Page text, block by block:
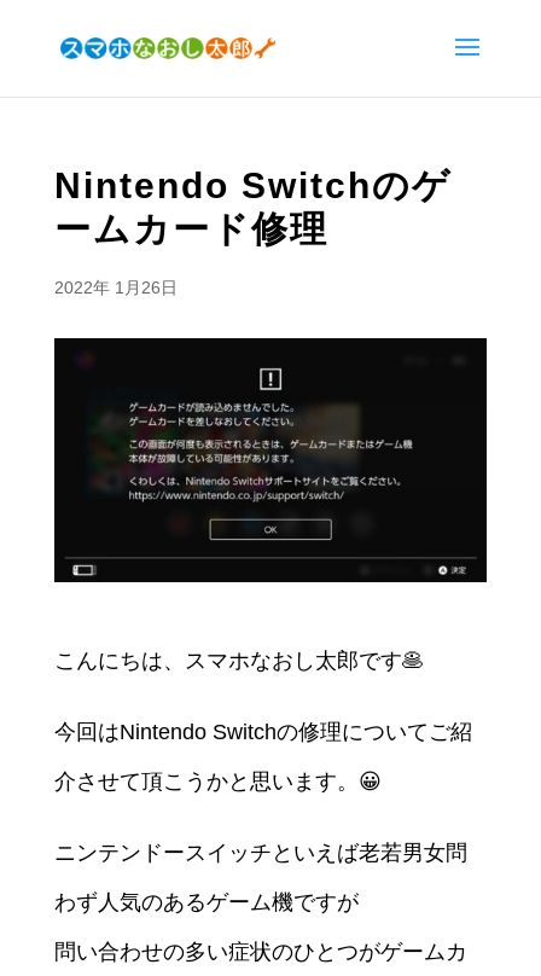
Nintendo Switchのゲ
ームカード修理
2022年 1月26日
こんにちは、スマホなおし太郎です🥞
今回はNintendo Switchの修理についてご紹
介させて頂こうかと思います。😀
ニンテンドースイッチといえば老若男女問
わず人気のあるゲーム機ですが
問い合わせの多い症状のひとつがゲームカ